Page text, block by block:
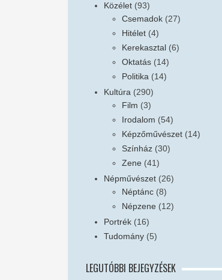
Közélet (93)
Csemadok (27)
Hitélet (4)
Kerekasztal (6)
Oktatás (14)
Politika (14)
Kultúra (290)
Film (3)
Irodalom (54)
Képzőművészet (14)
Színház (30)
Zene (41)
Népművészet (26)
Néptánc (8)
Népzene (12)
Portrék (16)
Tudomány (5)
LEGUTÓBBI BEJEGYZÉSEK